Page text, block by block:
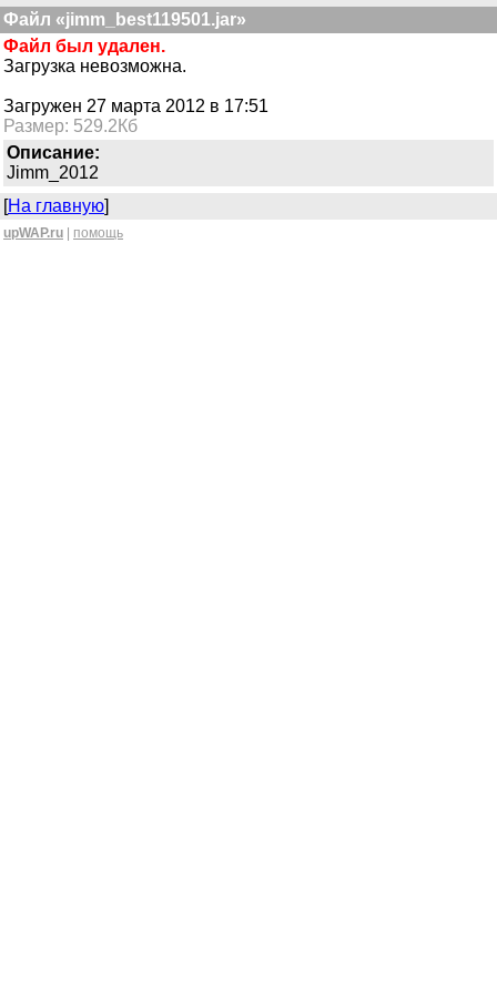
Файл «jimm_best119501.jar»
Файл был удален.
Загрузка невозможна.
Загружен 27 марта 2012 в 17:51
Размер: 529.2Кб
Описание:
Jimm_2012
[На главную]
upWAP.ru помощь